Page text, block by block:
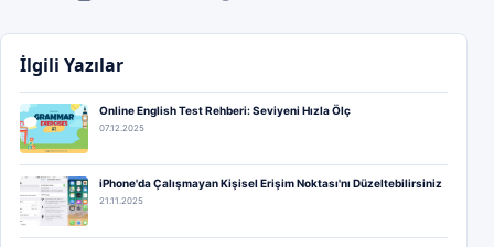
İlgili Yazılar
Online English Test Rehberi: Seviyeni Hızla Ölç
07.12.2025
iPhone'da Çalışmayan Kişisel Erişim Noktası'nı Düzeltebilirsiniz
21.11.2025